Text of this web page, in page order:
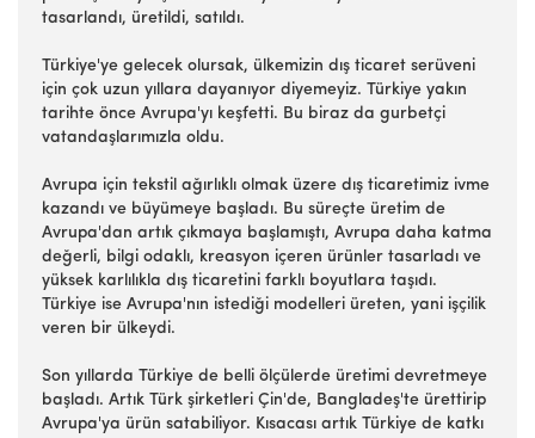
tasarlandı, üretildi, satıldı.
Türkiye'ye gelecek olursak, ülkemizin dış ticaret serüveni
için çok uzun yıllara dayanıyor diyemeyiz. Türkiye yakın
tarihte önce Avrupa'yı keşfetti. Bu biraz da gurbetçi
vatandaşlarımızla oldu.
Avrupa için tekstil ağırlıklı olmak üzere dış ticaretimiz ivme
kazandı ve büyümeye başladı. Bu süreçte üretim de
Avrupa'dan artık çıkmaya başlamıştı, Avrupa daha katma
değerli, bilgi odaklı, kreasyon içeren ürünler tasarladı ve
yüksek karlılıkla dış ticaretini farklı boyutlara taşıdı.
Türkiye ise Avrupa'nın istediği modelleri üreten, yani işçilik
veren bir ülkeydi.
Son yıllarda Türkiye de belli ölçülerde üretimi devretmeye
başladı. Artık Türk şirketleri Çin'de, Bangladeş'te ürettirip
Avrupa'ya ürün satabiliyor. Kısacası artık Türkiye de katkı